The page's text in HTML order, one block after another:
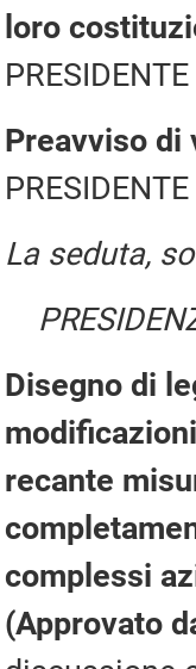
loro
Preavviso di
La seduta,
Disegno di
recante
complessi
(Approvato